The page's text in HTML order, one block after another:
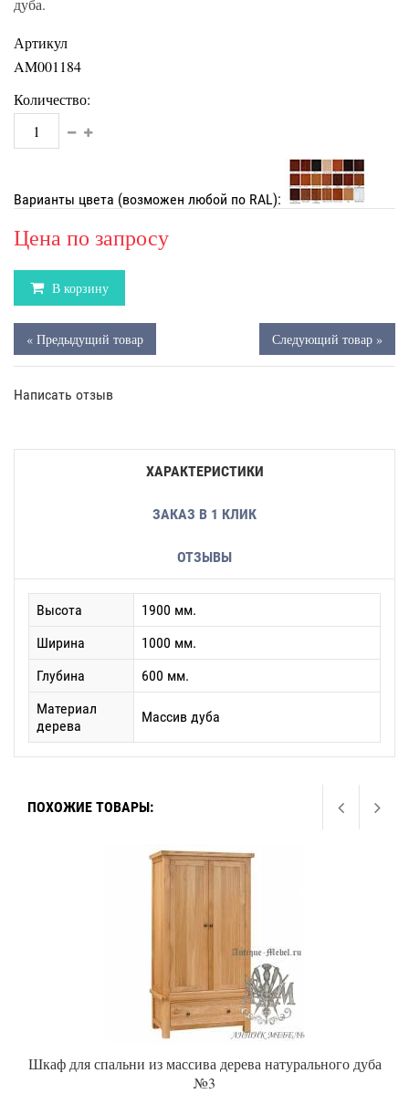
дуба.
Артикул
AM001184
Количество:
Варианты цвета (возможен любой по RAL):
Цена по запросу
В корзину
« Предыдущий товар Следующий товар »
Написать отзыв
ХАРАКТЕРИСТИКИ
ЗАКАЗ В 1 КЛИК
ОТЗЫВЫ
Высота
1900 мм.
Ширина
1000 мм.
Глубина
600 мм.
Материал
дерева
Массив дуба
ПОХОЖИЕ ТОВАРЫ:
Шкаф для спальни из массива дерева натурального дуба
№3